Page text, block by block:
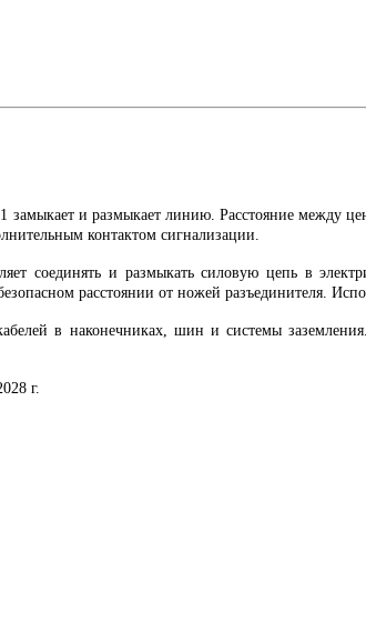
замыкает и размыкает линию. Расстояние
контактом сигнализации.
соединять и размыкать силовую цепь в
расстоянии от ножей разъединителя.
в наконечниках, шин и системы
г.